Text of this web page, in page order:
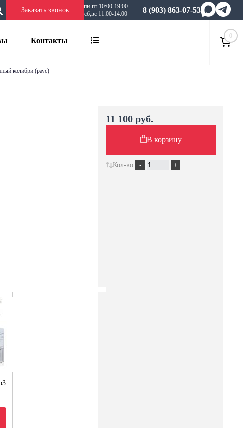
Заказать звонок
пн-пт 10:00-19:00
сб,вс 11:00-14:00
8 (903) 863-07-53
Контакты
0
колибри (раус)
11 100 руб.
В корзину
Кол-во: